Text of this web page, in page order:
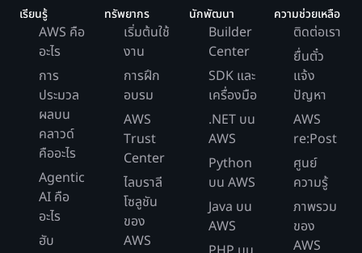
เรียนรู้
AWS คือ
อะไร
การ
ประมวล
ผลบน
คลาวด์
คืออะไร
Agentic
AI คือ
อะไร
ฮับ
ทรัพยากร
เริ่มต้นใช้
งาน
การฝึก
อบรม
AWS
Trust
Center
ไลบราลี
โซลูชัน
ของ
AWS
นักพัฒนา
Builder
Center
SDK และ
เครื่องมือ
.NET บน
AWS
Python
บน AWS
Java บน
AWS
ความช่วยเหลือ
ติดต่อเรา
ยื่นตั๋ว
แจ้ง
ปัญหา
AWS
re:Post
ศูนย์
ความรู้
ภาพรวม
ของ
AWS